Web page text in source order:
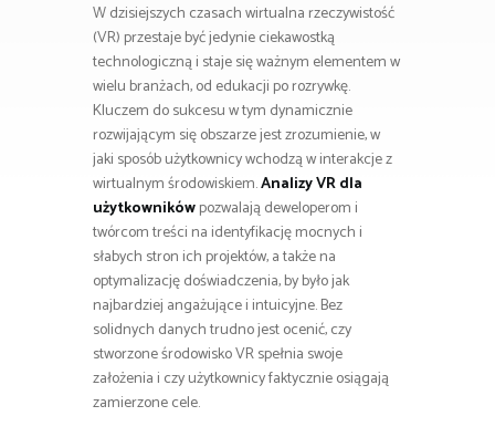
W dzisiejszych czasach wirtualna rzeczywistość
(VR) przestaje być jedynie ciekawostką
technologiczną i staje się ważnym elementem w
wielu branżach, od edukacji po rozrywkę.
Kluczem do sukcesu w tym dynamicznie
rozwijającym się obszarze jest zrozumienie, w
jaki sposób użytkownicy wchodzą w interakcje z
wirtualnym środowiskiem.Analizy VR dla
użytkownikówpozwalają deweloperom i
twórcom treści na identyfikację mocnych i
słabych stron ich projektów, a także na
optymalizację doświadczenia, by było jak
najbardziej angażujące i intuicyjne. Bez
solidnych danych trudno jest ocenić, czy
stworzone środowisko VR spełnia swoje
założenia i czy użytkownicy faktycznie osiągają
zamierzone cele.